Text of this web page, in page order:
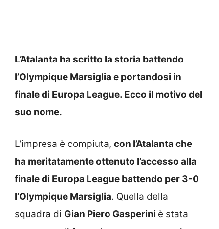
L’Atalanta ha scritto la storia battendo
l’Olympique Marsiglia e portandosi in
finale di Europa League. Ecco il motivo del
suo nome.
L’impresa è compiuta, con l’Atalanta che
ha meritatamente ottenuto l’accesso alla
finale di Europa League battendo per 3-0
l’Olympique Marsiglia. Quella della
squadra di Gian Piero Gasperini è stata